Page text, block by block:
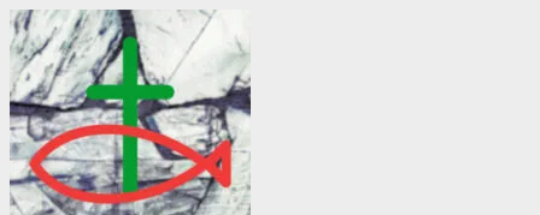
Skip
to
content
von
PfarrerB